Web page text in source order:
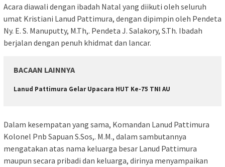
Acara diawali dengan ibadah Natal yang diikuti oleh seluruh
umat Kristiani Lanud Pattimura, dengan dipimpin oleh Pendeta
Ny. E. S. Manuputty, M.Th,. Pendeta J. Salakory, S.Th. Ibadah
berjalan dengan penuh khidmat dan lancar.
BACAAN LAINNYA
Lanud Pattimura Gelar Upacara HUT Ke-75 TNI AU
Dalam kesempatan yang sama, Komandan Lanud Pattimura
Kolonel Pnb Sapuan S.Sos,. M.M., dalam sambutannya
mengatakan atas nama keluarga besar Lanud Pattimura
maupun secara pribadi dan keluarga, dirinya menyampaikan